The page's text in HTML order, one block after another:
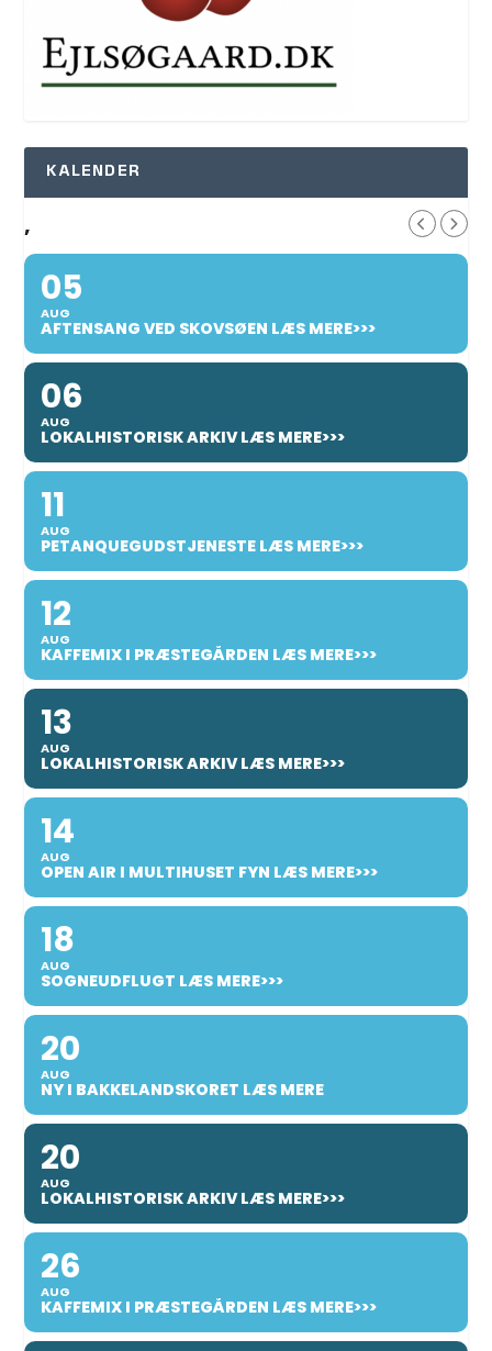
KALENDER
,
05
AUG
AFTENSANG VED SKOVSØEN LÆS MERE>>>
06
AUG
LOKALHISTORISK ARKIV LÆS MERE>>>
11
AUG
PETANQUEGUDSTJENESTE LÆS MERE>>>
12
AUG
KAFFEMIX I PRÆSTEGÅRDEN LÆS MERE>>>
13
AUG
LOKALHISTORISK ARKIV LÆS MERE>>>
14
AUG
OPEN AIR I MULTIHUSET FYN LÆS MERE>>>
18
AUG
SOGNEUDFLUGT LÆS MERE>>>
20
AUG
NY I BAKKELANDSKORET LÆS MERE
20
AUG
LOKALHISTORISK ARKIV LÆS MERE>>>
26
AUG
KAFFEMIX I PRÆSTEGÅRDEN LÆS MERE>>>